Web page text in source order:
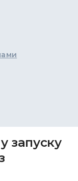
запуску